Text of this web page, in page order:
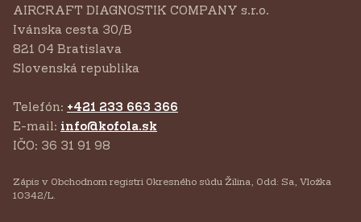
AIRCRAFT DIAGNOSTIK COMPANY s.r.o.
‍Ivánska cesta 30/B
821 04 Bratislava
Slovenská republika
Telefón: +421 233 663 366
E-mail: info@kofola.sk
IČO: 36 31 91 98
Zápis v Obchodnom registri Okresného súdu Žilina, Odd: Sa, Vložka
10342/L.